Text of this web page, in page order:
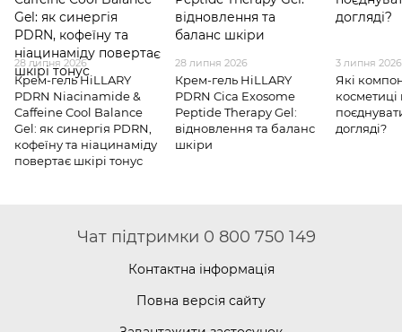
28 липня 2026
Крем-гель HiLLARY
PDRN Niacinamide &
Caffeine Cool Balance
Gel: як синергія PDRN,
кофеїну та ніацинаміду
повертає шкірі тонус
28 липня 2026
Крем-гель HiLLARY
PDRN Cica Exosome
Peptide Therapy Gel:
відновлення та баланс
шкіри
3 липня 2026
Які
догляді?
Чат підтримки 0 800 750 149
Контактна інформація
Повна версія сайту